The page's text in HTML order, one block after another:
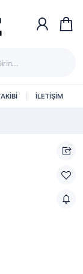
İLETİŞİM